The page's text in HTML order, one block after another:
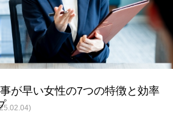
卒
第二新卒・メ
ラス
が早い女性の7つの特徴と効率